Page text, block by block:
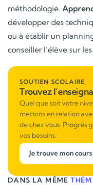
méthodologie.
développer des
ou à établir un
conseiller l’élève sur
SOUTIEN SCOLAIRE
Trouvez
Quel que soit votre
mettons en relation
de chez vous. Progrès
vos besoins.
Je trouve mon cours
DANS LA MÊME